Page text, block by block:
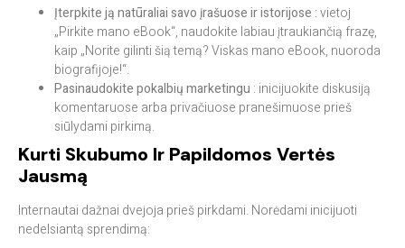
Įterpkite ją natūraliai savo įrašuose ir istorijose : vietoj
„Pirkite mano eBook“, naudokite labiau įtraukiančią frazę,
kaip „Norite gilinti šią temą? Viskas mano eBook, nuoroda
biografijoje!“.
Pasinaudokite pokalbių marketingu : inicijuokite diskusiją
komentaruose arba privačiuose pranešimuose prieš
siūlydami pirkimą.
Kurti Skubumo Ir Papildomos Vertės
Jausmą
Internautai dažnai dvejoja prieš pirkdami. Norėdami inicijuoti
nedelsiantą sprendimą: